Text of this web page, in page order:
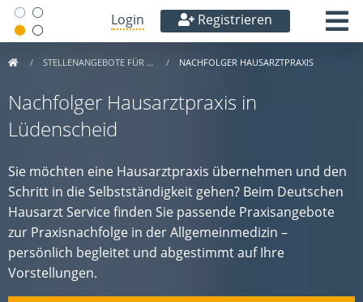
Login Registrieren
STELLENANGEBOTE FÜR … NACHFOLGER HAUSARZTPRAXIS
Nachfolger Hausarztpraxis in
Lüdenscheid
Sie möchten eine Hausarztpraxis übernehmen und den
Schritt in die Selbstständigkeit gehen? Beim Deutschen
Hausarzt Service finden Sie passende Praxisangebote
zur Praxisnachfolge in der Allgemeinmedizin –
persönlich begleitet und abgestimmt auf Ihre
Vorstellungen.